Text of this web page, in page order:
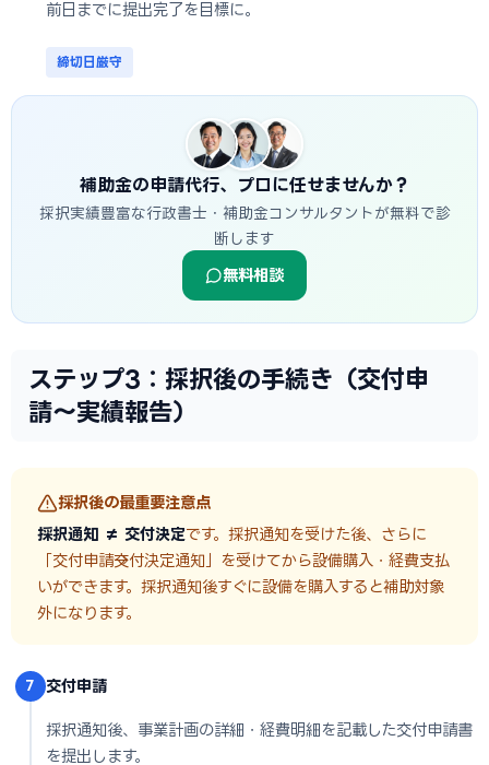
前日までに提出完了を目標に。
締切日厳守
補助金の申請代行、プロに任せませんか？
採択実績豊富な行政書士・補助金コンサルタントが無料で診
断します
無料相談
ステップ3：採択後の手続き（交付申
請〜実績報告）
採択後の最重要注意点
採択通知 ≠ 交付決定です。採択通知を受けた後、さらに
「交付申請→交付決定通知」を受けてから設備購入・経費支払
いができます。採択通知後すぐに設備を購入すると補助対象
外になります。
7 交付申請
採択通知後、事業計画の詳細・経費明細を記載した交付申請書
を提出します。